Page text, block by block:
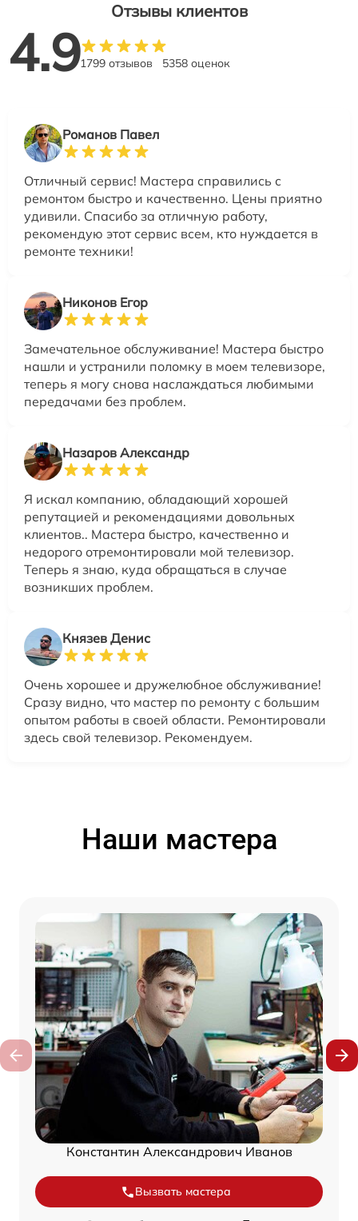
Отзывы клиентов
4.91799 отзывов 5358 оценок
Романов Павел
Отличный сервис! Мастера справились с
ремонтом быстро и качественно. Цены приятно
удивили. Спасибо за отличную работу,
рекомендую этот сервис всем, кто нуждается в
ремонте техники!
Никонов Егор
Замечательное обслуживание! Мастера быстро
нашли и устранили поломку в моем телевизоре,
теперь я могу снова наслаждаться любимыми
передачами без проблем.
Назаров Александр
Я искал компанию, обладающий хорошей
репутацией и рекомендациями довольных
клиентов.. Мастера быстро, качественно и
недорого отремонтировали мой телевизор.
Теперь я знаю, куда обращаться в случае
возникших проблем.
Князев Денис
Очень хорошее и дружелюбное обслуживание!
Сразу видно, что мастер по ремонту с большим
опытом работы в своей области. Ремонтировали
здесь свой телевизор. Рекомендуем.
Наши мастера
Константин Александрович Иванов
Вызвать мастера